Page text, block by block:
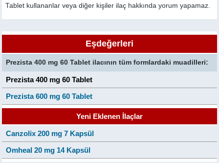
Tablet kullananlar veya diğer kişiler ilaç hakkında yorum yapamaz.
Eşdeğerleri
Prezista 400 mg 60 Tablet ilacının tüm formlardaki muadilleri:
Prezista 400 mg 60 Tablet
Prezista 600 mg 60 Tablet
Yeni Eklenen İlaçlar
Canzolix 200 mg 7 Kapsül
Omheal 20 mg 14 Kapsül